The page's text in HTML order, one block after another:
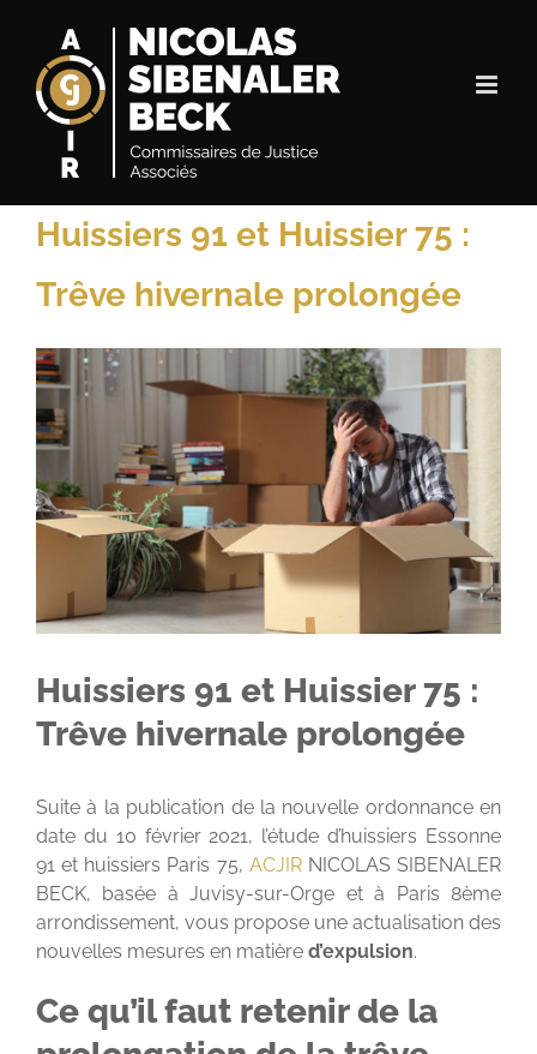
contenu
Huissiers 91 et Huissier 75 :
Trêve hivernale prolongée
Voir
l'image
agrandie
Huissiers 91 et Huissier 75 :
Trêve hivernale prolongée
Suite à la publication de la nouvelle ordonnance en
date du 10 février 2021, l’étude d’huissiers Essonne
91 et huissiers Paris 75, ACJIRNICOLAS SIBENALER
BECK, basée à Juvisy-sur-Orge et à Paris 8ème
arrondissement, vous propose une actualisation des
nouvelles mesures en matière d’expulsion.
Ce qu’il faut retenir de la